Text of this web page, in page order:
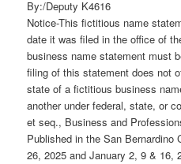
By:/Deputy K4616
Notice-This fictitious name
date it was filed in the office of
business name statement must
filing of this statement does not
state of a fictitious business
another under federal, state, or
et seq., Business and
Published in the San Bernardino
26, 2025 and January 2, 9 & 16,